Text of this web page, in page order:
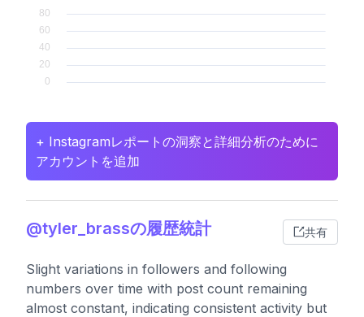
+ Instagramレポートの洞察と詳細分析のために
アカウントを追加
@tyler_brassの履歴統計 共有
Slight variations in followers and following
numbers over time with post count remaining
almost constant, indicating consistent activity but